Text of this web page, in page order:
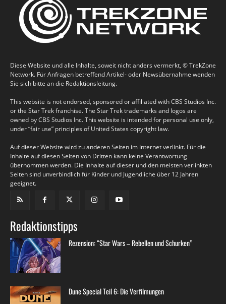
Diese Website und alle Inhalte, soweit nicht anders vermerkt, © TrekZone
Network. Für Anfragen betreffend Artikel- oder Newsübernahme wenden
Sie sich bitte an die Redaktionsleitung.
This website is not endorsed, sponsored or affiliated with CBS Studios Inc.
or the Star Trek franchise. The Star Trek trademarks and logos are
owned by CBS Studios Inc. This website is intended for personal use only,
under “fair use” principles of United States copyright law.
Auf dieser Website wird zu anderen Seiten im Internet verlinkt. Für die
Inhalte auf diesen Seiten von Dritten kann keine Verantwortung
übernommen werden. Die Inhalte auf dieser und den meisten verlinkten
Seiten sind unverbindlich für Kinder und Jugendliche über 12 Jahren
geeignet.
Redaktionstipps
Rezension: “Star Wars – Rebellen und Schurken”
Dune Special Teil 6: Die Verfilmungen